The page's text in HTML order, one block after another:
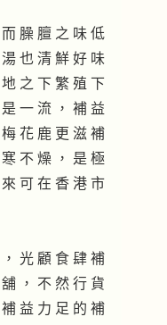
臊 膻 之 味 低
也 清 鮮 好 味
之 下 繁 殖 下
一 流 ， 補 益
花 鹿 更 滋 補
不 燥 ， 是 極
可 在 香 港 市
光 顧 食 肆 補
， 不 然 行 貨
益 力 足 的 補